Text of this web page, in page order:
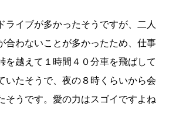
ライブが多かったそうですが、二人
合わないことが多かったため、仕事
を越えて１時間４０分車を飛ばして
いたそうで、夜の８時くらいから会
そうです。愛の力はスゴイですよね